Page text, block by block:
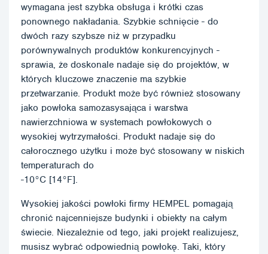
wymagana jest szybka obsługa i krótki czas
ponownego nakładania. Szybkie schnięcie - do
dwóch razy szybsze niż w przypadku
porównywalnych produktów konkurencyjnych -
sprawia, że doskonale nadaje się do projektów, w
których kluczowe znaczenie ma szybkie
przetwarzanie. Produkt może być również stosowany
jako powłoka samozasysająca i warstwa
nawierzchniowa w systemach powłokowych o
wysokiej wytrzymałości. Produkt nadaje się do
całorocznego użytku i może być stosowany w niskich
temperaturach do
-10°C [14°F].
Wysokiej jakości powłoki firmy HEMPEL pomagają
chronić najcenniejsze budynki i obiekty na całym
świecie. Niezależnie od tego, jaki projekt realizujesz,
musisz wybrać odpowiednią powłokę. Taki, który